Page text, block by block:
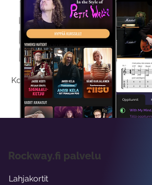
Kokeile
Kokeilemalla ilmaiseksi saat koko
viikon ajaksi.
Rockway.fi palvelu
Lahjakortit